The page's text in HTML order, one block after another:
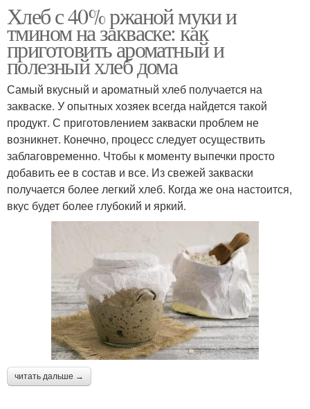
Хлеб с 40% ржаной муки и
тмином на закваске: как
приготовить ароматный и
полезный хлеб дома
Самый вкусный и ароматный хлеб получается на
закваске. У опытных хозяек всегда найдется такой
продукт. С приготовлением закваски проблем не
возникнет. Конечно, процесс следует осуществить
заблаговременно. Чтобы к моменту выпечки просто
добавить ее в состав и все. Из свежей закваски
получается более легкий хлеб. Когда же она настоится,
вкус будет более глубокий и яркий.
читать дальше →